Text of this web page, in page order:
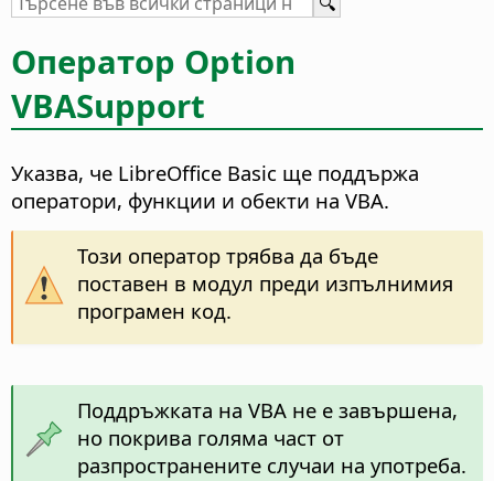
Оператор Option
VBASupport
Указва, че LibreOffice Basic ще поддържа
оператори, функции и обекти на VBA.
Този оператор трябва да бъде
поставен в модул преди изпълнимия
програмен код.
Поддръжката на VBA не е завършена,
но покрива голяма част от
разпространените случаи на употреба.